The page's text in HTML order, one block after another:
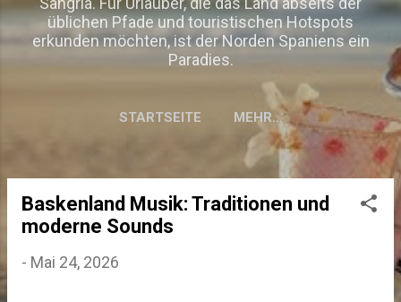
üblichen Pfade und touristischen Hotspots
erkunden möchten, ist der Norden Spaniens ein
Paradies.
STARTSEITE MEHR…
IMPRESSUM, DISCLAIMER, DATENSCHUTZ
PBaskenland Musik: Traditionen und
moderne Sounds
- Mai 24, 2026